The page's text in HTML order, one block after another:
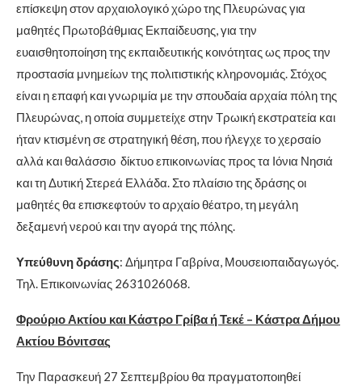
επίσκεψη στον αρχαιολογικό χώρο της Πλευρώνας για
μαθητές Πρωτοβάθμιας Εκπαίδευσης, για την
ευαισθητοποίηση της εκπαιδευτικής κοινότητας ως προς την
προστασία μνημείων της πολιτιστικής κληρονομιάς. Στόχος
είναι η επαφή και γνωριμία με την σπουδαία αρχαία πόλη της
Πλευρώνας, η οποία συμμετείχε στην Τρωική εκστρατεία και
ήταν κτισμένη σε στρατηγική θέση, που ήλεγχε το χερσαίο
αλλά και θαλάσσιο δίκτυο επικοινωνίας προς τα Ιόνια Νησιά
και τη Δυτική Στερεά Ελλάδα. Στο πλαίσιο της δράσης οι
μαθητές θα επισκεφτούν το αρχαίο θέατρο, τη μεγάλη
δεξαμενή νερού και την αγορά της πόλης.
Υπεύθυνη δράσης: Δήμητρα Γαβρίνα, Μουσειοπαιδαγωγός.
Τηλ. Επικοινωνίας 2631026068.
Φρούριο Ακτίου και Κάστρο Γρίβα ή Τεκέ – ΚάστραΔήμου
Ακτίου Βόνιτσας
Την Παρασκευή 27 Σεπτεμβρίου θα πραγματοποιηθεί